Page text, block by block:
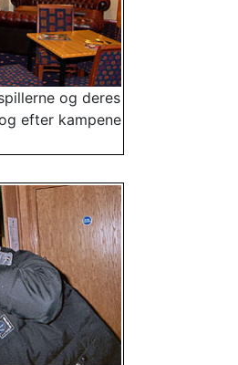
og deres
efter kampene